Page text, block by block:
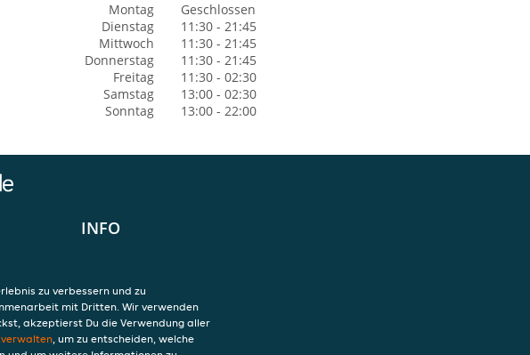
Montag
Geschlossen
Dienstag
11:30 - 21:45
Mittwoch
11:30 - 21:45
Donnerstag
11:30 - 21:45
Freitag
11:30 - 02:30
Samstag
13:00 - 02:30
Sonntag
13:00 - 22:00
INFO
Impressum
zu verbessern und zu
mit Dritten. Wir verwenden
akzeptierst Du die Verwendung aller
verwalten, um zu entscheiden, welche